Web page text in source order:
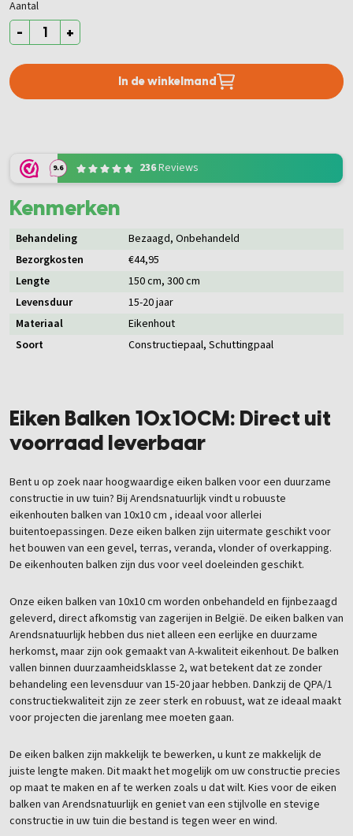
Aantal
- +
In de winkelmand
Eiken Balken 10x10CM: Direct uit
voorraad leverbaar
Bent u op zoek naar hoogwaardige eiken balken voor een duurzame
constructie in uw tuin? Bij Arendsnatuurlijk vindt u robuuste
eikenhouten balken van 10x10 cm , ideaal voor allerlei
buitentoepassingen. Deze eiken balken zijn uitermate geschikt voor
het bouwen van een gevel, terras, veranda, vlonder of overkapping.
De eikenhouten balken zijn dus voor veel doeleinden geschikt.
Onze eiken balken van 10x10 cm worden onbehandeld en fijnbezaagd
geleverd, direct afkomstig van zagerijen in België. De eiken balken van
Arendsnatuurlijk hebben dus niet alleen een eerlijke en duurzame
herkomst, maar zijn ook gemaakt van A-kwaliteit eikenhout. De balken
vallen binnen duurzaamheidsklasse 2, wat betekent dat ze zonder
behandeling een levensduur van 15-20 jaar hebben. Dankzij de QPA/1
constructiekwaliteit zijn ze zeer sterk en robuust, wat ze ideaal maakt
voor projecten die jarenlang mee moeten gaan.
De eiken balken zijn makkelijk te bewerken, u kunt ze makkelijk de
juiste lengte maken. Dit maakt het mogelijk om uw constructie precies
op maat te maken en af te werken zoals u dat wilt. Kies voor de eiken
balken van Arendsnatuurlijk en geniet van een stijlvolle en stevige
constructie in uw tuin die bestand is tegen weer en wind.
9.6 236Reviews
Kenmerken
Behandeling Bezaagd, Onbehandeld
Bezorgkosten
€44,95
Lengte
150 cm, 300 cm
Levensduur
15-20 jaar
Materiaal
Eikenhout
Soort
Constructiepaal, Schuttingpaal